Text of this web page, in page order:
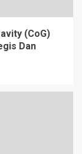
(CoG)
Dan